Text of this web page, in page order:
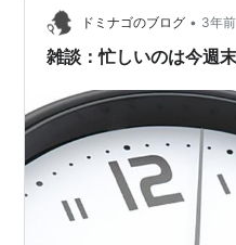
ドミナゴのブログ • 3年前
雑談：忙しいのは今週